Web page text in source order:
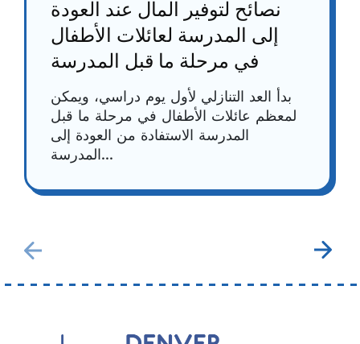
نصائح لتوفير المال عند العودة
إلى المدرسة لعائلات الأطفال
في مرحلة ما قبل المدرسة
بدأ العد التنازلي لأول يوم دراسي، ويمكن
لمعظم عائلات الأطفال في مرحلة ما قبل
المدرسة الاستفادة من العودة إلى
المدرسة...